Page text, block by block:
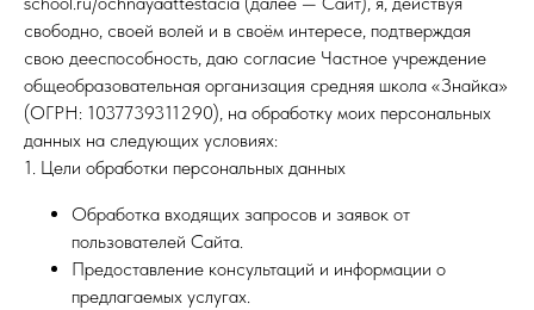
свободно, своей волей и в своём интересе, подтверждая
свою дееспособность, даю согласие Частное учреждение
общеобразовательная организация средняя школа «Знайка»
(ОГРН: 1037739311290), на обработку моих персональных
данных на следующих условиях:
1. Цели обработки персональных данных
Обработка входящих запросов и заявок от
пользователей Сайта.
Предоставление консультаций и информации о
предлагаемых услугах.